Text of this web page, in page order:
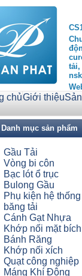
tải,
chủGiới thiệu
Danh mục sản phẩm
Gầu Tải
Vòng bi côn
Bạc lót ổ trục
Bulong Gầu
Phụ kiện hệ thống
băng tải
Cánh Gạt Nhựa
Khớp nối mặt bích
Bánh Răng
Khớp nối xích
Quạt công nghiệp
Máng Khí Động